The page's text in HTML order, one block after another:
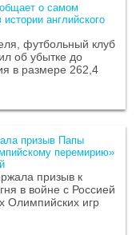
о самом
английского
футбольный клуб
об убытке до
в размере 262,4
призыв Папы
перемирию»
призыв к
в войне с Россией
Олимпийских игр